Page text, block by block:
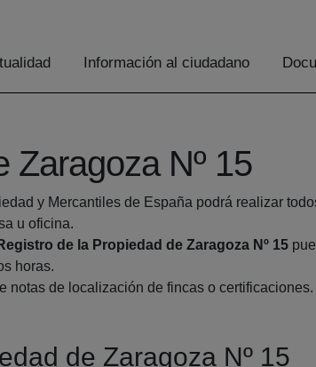
Información al ciudadano
Zaragoza Nº 15
y Mercantiles de España podrá realizar
u oficina.
de la Propiedad de Zaragoza Nº 15
horas.
notas de localización de fincas o certificaciones.
de Zaragoza Nº 15